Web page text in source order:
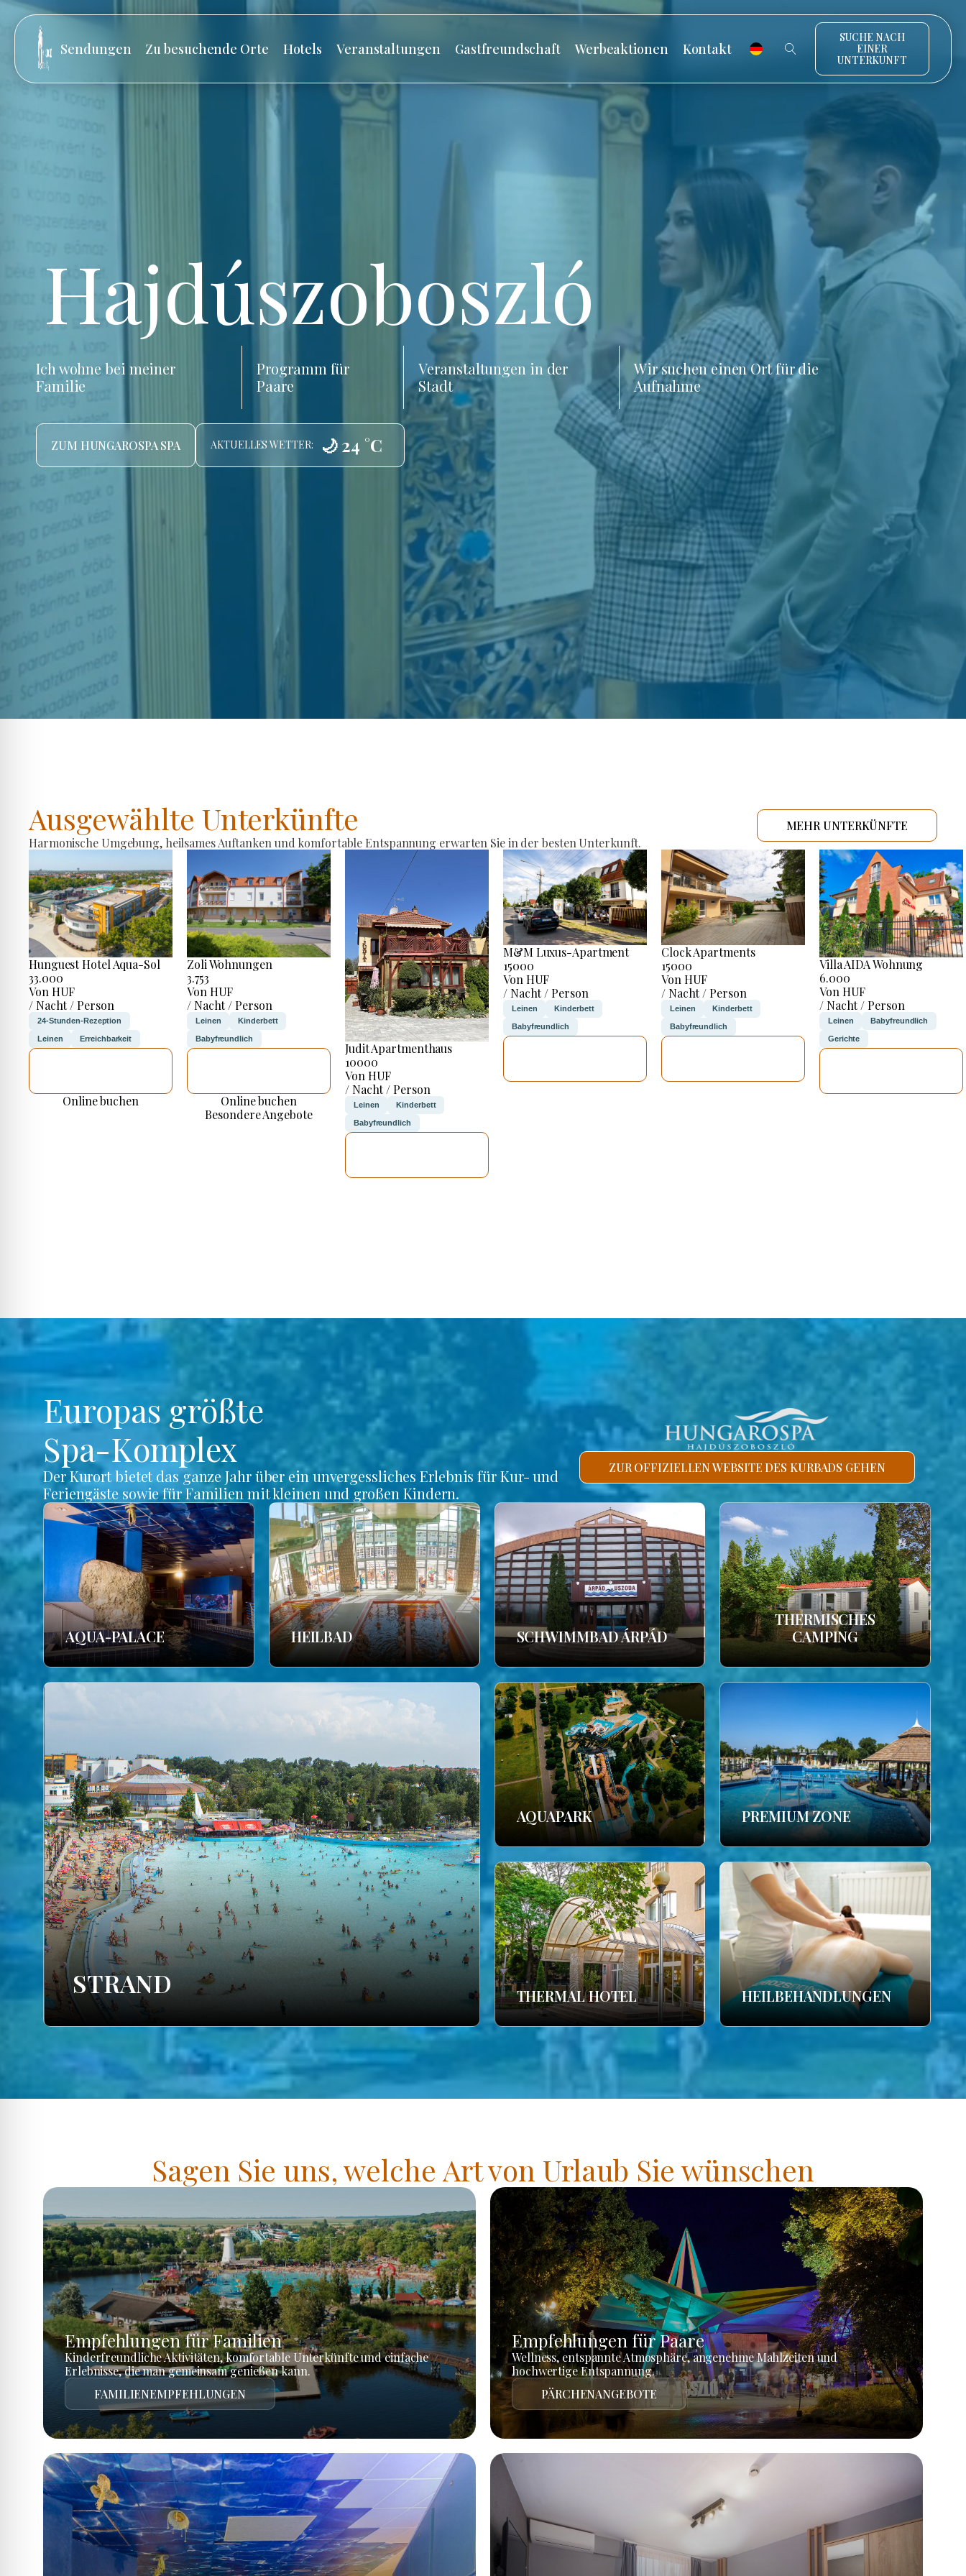
Sendungen Zu besuchende Orte Hotels Veranstaltungen Gastfreundschaft Werbeaktionen Kontakt
SUCHE NACH
EINER
UNTERKUNFT
Hajdúszoboszló
Ich wohne bei meiner
Familie
Programm für
Paare
Veranstaltungen in der
Stadt
Wir suchen einen Ort für die
Aufnahme
ZUM HUNGAROSPA SPA AKTUELLES WETTER: 🌙 24 °C
Ausgewählte Unterkünfte
Harmonische Umgebung, heilsames Auftanken und komfortable Entspannung erwarten Sie in der besten Unterkunft.
MEHR UNTERKÜNFTE
Hunguest Hotel Aqua-Sol
33.000
Von HUF
/ Nacht / Person
24-Stunden-Rezeption
Leinen Erreichbarkeit
Online buchen
Zoli Wohnungen
3.753
Von HUF
/ Nacht / Person
Leinen Kinderbett
Babyfreundlich
Online buchen
Besondere Angebote
Judit Apartmenthaus
10000
Von HUF
/ Nacht / Person
Leinen Kinderbett
Babyfreundlich
M&M Luxus-Apartment
15000
Von HUF
/ Nacht / Person
Leinen Kinderbett
Babyfreundlich
Clock Apartments
15000
Von HUF
/ Nacht / Person
Leinen Kinderbett
Babyfreundlich
Villa AIDA Wohnung
6.000
Von HUF
/ Nacht / Person
Leinen Babyfreundlich
Gerichte
Europas größte
Spa-Komplex
Der Kurort bietet das ganze Jahr über ein unvergessliches Erlebnis für Kur- und
Feriengäste sowie für Familien mit kleinen und großen Kindern.
ZUR OFFIZIELLEN WEBSITE DES KURBADS GEHEN
AQUA-PALACE HEILBAD SCHWIMMBAD ÁRPÁD
THERMISCHES
CAMPING
STRAND
AQUAPARK PREMIUM ZONE
THERMAL HOTEL HEILBEHANDLUNGEN
Sagen Sie uns, welche Art von Urlaub Sie wünschen
Empfehlungen für Familien
Kinderfreundliche Aktivitäten, komfortable Unterkünfte und einfache
Erlebnisse, die man gemeinsam genießen kann.
FAMILIENEMPFEHLUNGEN
Empfehlungen für Paare
Wellness, entspannte Atmosphäre, angenehme Mahlzeiten und
hochwertige Entspannung.
PÄRCHENANGEBOTE